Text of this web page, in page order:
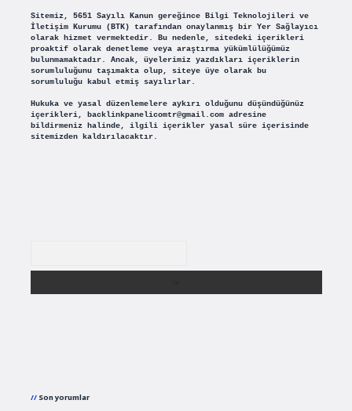
Sitemiz, 5651 Sayılı Kanun gereğince Bilgi Teknolojileri ve
İletişim Kurumu (BTK) tarafından onaylanmış bir Yer Sağlayıcı
olarak hizmet vermektedir. Bu nedenle, sitedeki içerikleri
proaktif olarak denetleme veya araştırma yükümlülüğümüz
bulunmamaktadır. Ancak, üyelerimiz yazdıkları içeriklerin
sorumluluğunu taşımakta olup, siteye üye olarak bu
sorumluluğu kabul etmiş sayılırlar.
Hukuka ve yasal düzenlemelere aykırı olduğunu düşündüğünüz
içerikleri, backlinkpanelicomtr@gmail.comadresine
bildirmeniz halinde, ilgili içerikler yasal süre içerisinde
sitemizden kaldırılacaktır.
Son yorumlar